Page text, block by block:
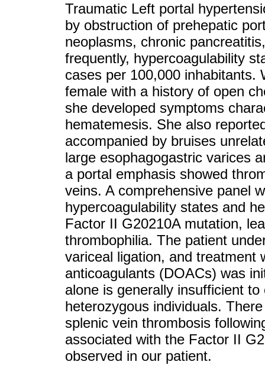
Traumatic Left portal
by obstruction of prehepatic
neoplasms, chronic
frequently, hypercoagulability
cases per 100,000 inhabitants.
female with a history of open
she developed symptoms
hematemesis. She also
accompanied by bruises
large esophagogastric varices
a portal emphasis showed
veins. A comprehensive panel
hypercoagulability states and
Factor II G20210A mutation,
thrombophilia. The patient
variceal ligation, and treatment
anticoagulants (DOACs) was
alone is generally insufficient
heterozygous individuals.
splenic vein thrombosis
associated with the Factor II
observed in our patient.